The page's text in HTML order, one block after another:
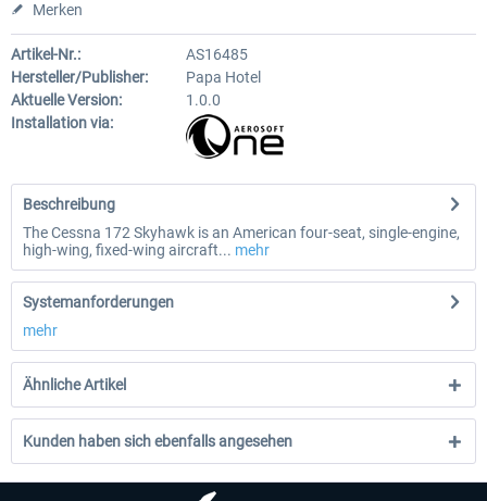
Merken
Artikel-Nr.:
AS16485
Hersteller/Publisher:
Papa Hotel
Aktuelle Version:
1.0.0
Installation via:
Beschreibung
The Cessna 172 Skyhawk is an American four-seat, single-engine,
high-wing, fixed-wing aircraft... mehr
Systemanforderungen
mehr
Ähnliche Artikel
Kunden haben sich ebenfalls angesehen